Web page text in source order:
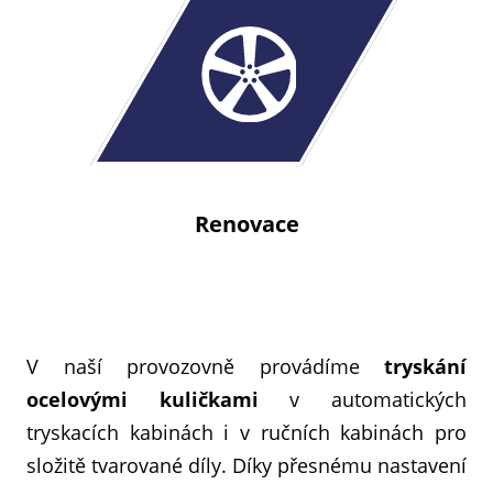
Renovace
V naší provozovně provádíme tryskání
ocelovými kuličkami v automatických
tryskacích kabinách i v ručních kabinách pro
složitě tvarované díly. Díky přesnému nastavení